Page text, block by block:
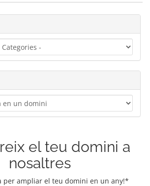
el teu domini a
nosaltres
per ampliar el teu domini en un any!*